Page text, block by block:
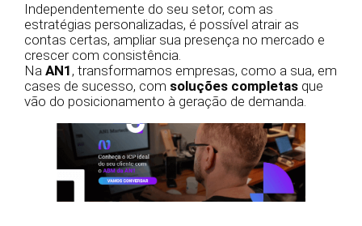
Independentemente do seu setor, com as
estratégias personalizadas, é possível atrair as
contas certas, ampliar sua presença no mercado e
crescer com consistência.
Na AN1 , transformamos empresas, como a sua, em
cases de sucesso, com soluções completas que
vão do posicionamento à geração de demanda.